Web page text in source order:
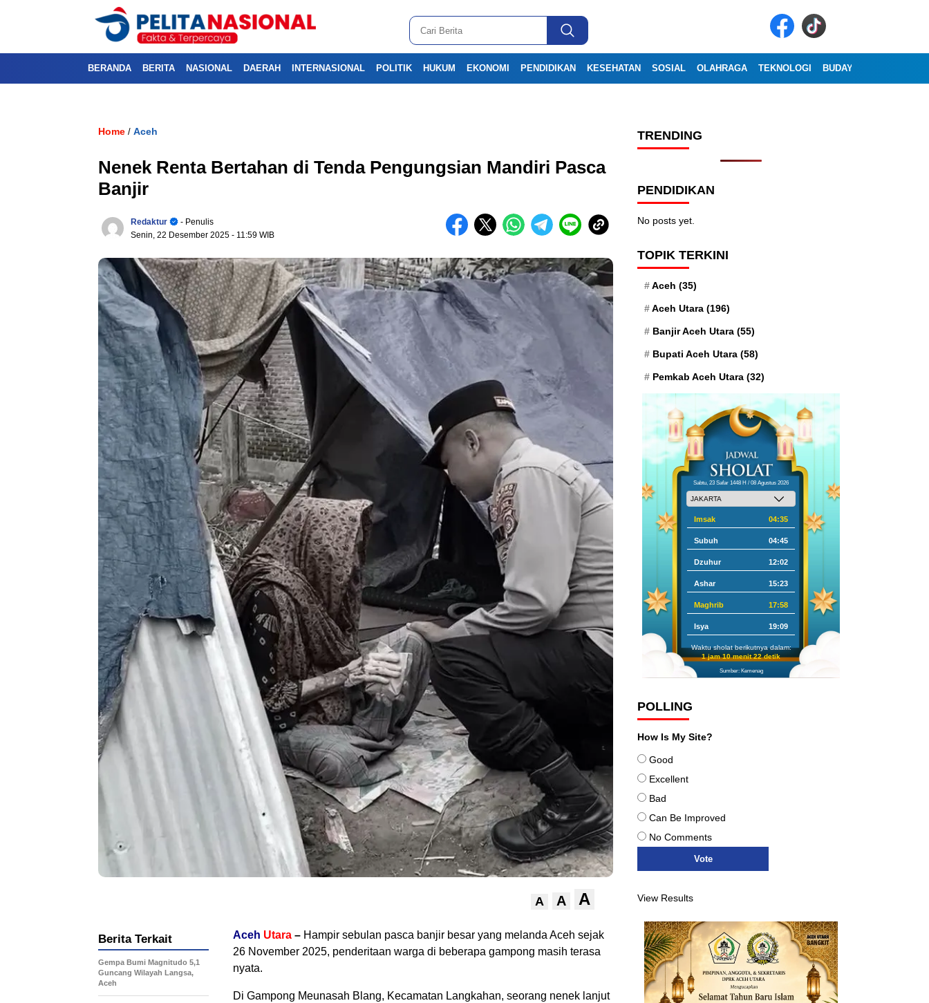
BERANDA BERITA NASIONAL DAERAH INTERNASIONAL POLITIK HUKUM EKONOMI PENDIDIKAN KESEHATAN SOSIAL OLAHRAGA TEKNOLOGI BUDAYA
Home / Aceh
Nenek Renta Bertahan di Tenda Pengungsian Mandiri Pasca
Banjir
Redaktur
- Penulis
Senin, 22 Desember 2025 - 11:59 WIB
A A A
Aceh Utara – Hampir sebulan pasca banjir besar yang melanda Aceh sejak
26 November 2025, penderitaan warga di beberapa gampong masih terasa
nyata.
Di Gampong Meunasah Blang, Kecamatan Langkahan, seorang nenek lanjut
Berita Terkait
Gempa Bumi Magnitudo 5,1
Guncang Wilayah Langsa,
Aceh
TRENDING
PENDIDIKAN
No posts yet.
TOPIK TERKINI
Aceh (35)
Aceh Utara (196)
Banjir Aceh Utara (55)
Bupati Aceh Utara (58)
Pemkab Aceh Utara (32)
Sabtu, 23 Safar 1448 H / 08 Agustus 2026
Imsak 04:35
Subuh 04:45
Dzuhur 12:02
Ashar 15:23
Maghrib 17:58
Isya 19:09
Waktu sholat berikutnya dalam:
1 jam 10 menit 20 detik
Sumber: Kemenag
POLLING
How Is My Site?
Good
Excellent
Bad
Can Be Improved
No Comments
View Results